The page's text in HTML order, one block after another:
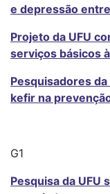
e depressão
Projeto da UFU
serviços básicos
Pesquisadores
kefir na
G1
Pesquisa da UFU